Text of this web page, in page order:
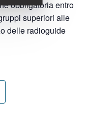
obbligatoria entro
superiori alle
delle radioguide